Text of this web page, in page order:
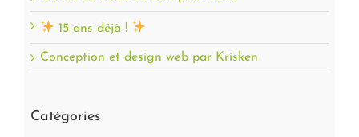
15 ans déjà !
Conception et design web par Krisken
Catégories